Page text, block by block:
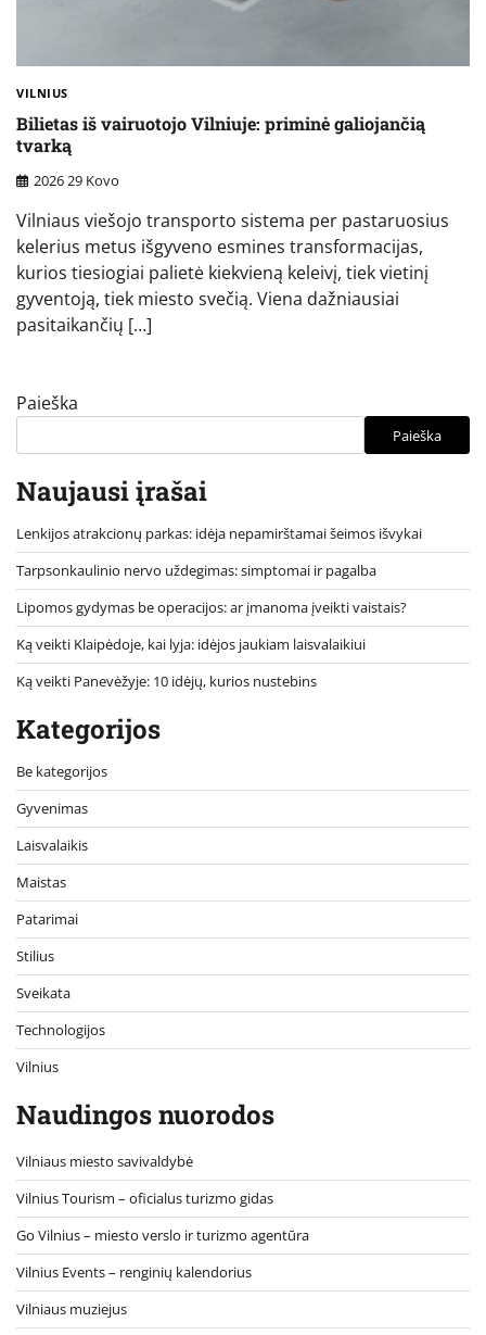
VILNIUS
Bilietas iš vairuotojo Vilniuje: priminė galiojančią
tvarką
2026 29 Kovo
Vilniaus viešojo transporto sistema per pastaruosius
kelerius metus išgyveno esmines transformacijas,
kurios tiesiogiai palietė kiekvieną keleivį, tiek vietinį
gyventoją, tiek miesto svečią. Viena dažniausiai
pasitaikančių […]
Paieška
Paieška
Naujausi įrašai
Lenkijos atrakcionų parkas: idėja nepamirštamai šeimos išvykai
Tarpsonkaulinio nervo uždegimas: simptomai ir pagalba
Lipomos gydymas be operacijos: ar įmanoma įveikti vaistais?
Ką veikti Klaipėdoje, kai lyja: idėjos jaukiam laisvalaikiui
Ką veikti Panevėžyje: 10 idėjų, kurios nustebins
Kategorijos
Be kategorijos
Gyvenimas
Laisvalaikis
Maistas
Patarimai
Stilius
Sveikata
Technologijos
Vilnius
Naudingos nuorodos
Vilniaus miesto savivaldybė
Vilnius Tourism – oficialus turizmo gidas
Go Vilnius – miesto verslo ir turizmo agentūra
Vilnius Events – renginių kalendorius
Vilniaus muziejus